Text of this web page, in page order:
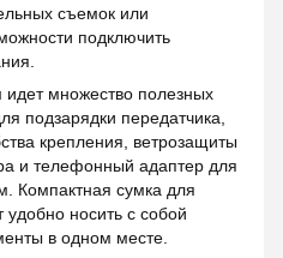
съемок или
подключить
множество полезных
подзарядки передатчика,
крепления, ветрозащиты
и телефонный адаптер для
Компактная сумка для
удобно носить с собой
в одном месте.